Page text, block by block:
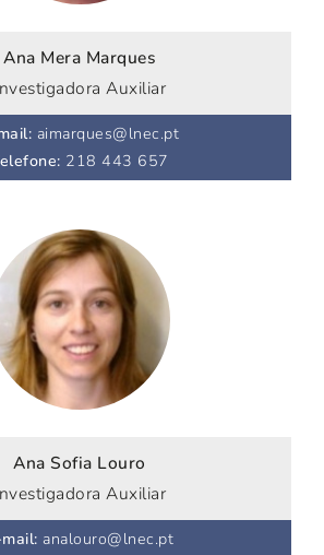
Ana Mera Marques
Auxiliar
: aimarques@lnec.pt
: 218 443 657
Ana Sofia Louro
Auxiliar
: analouro@lnec.pt